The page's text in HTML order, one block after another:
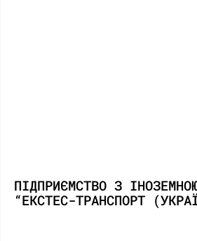
ПІДПРИЄМСТВО З
“ЕКСТЕС-ТРАНСПОРТ